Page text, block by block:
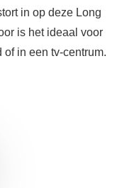
in op deze Long
is het ideaal voor
in een tv-centrum.